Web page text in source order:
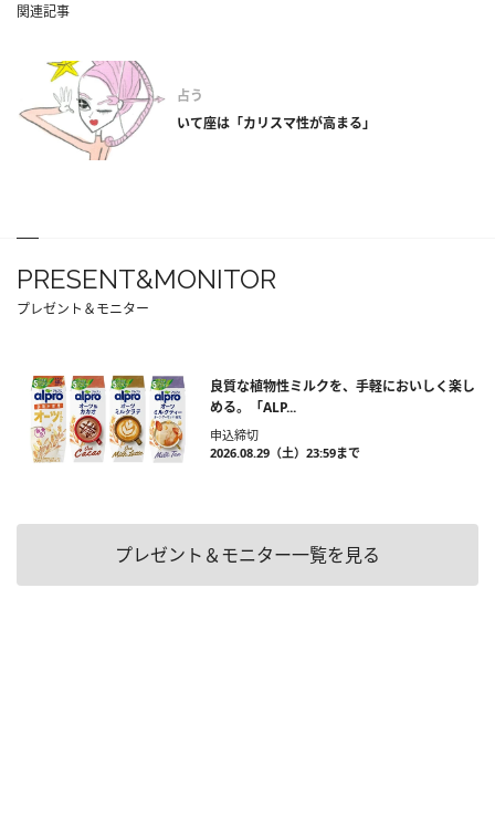
関連記事
占う
いて座は「カリスマ性が高まる」
PRESENT&MONITOR
プレゼント＆モニター
良質な植物性ミルクを、手軽においしく楽し
める。「ALP...
申込締切
2026.08.29（土）23:59まで
プレゼント＆モニター一覧を見る